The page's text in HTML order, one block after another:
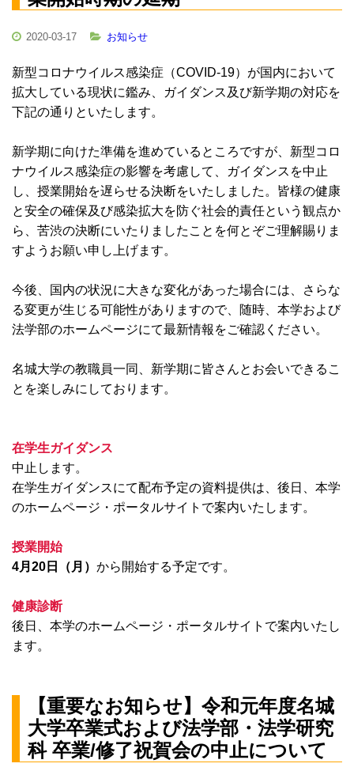
2020-03-17 お知らせ
新型コロナウイルス感染症（COVID-19）が国内において
拡大している現状に鑑み、ガイダンス及び新学期の対応を
下記の通りといたします。
新学期に向けた準備を進めているところですが、新型コロ
ナウイルス感染症の影響を考慮して、ガイダンスを中止
し、授業開始を遅らせる決断をいたしました。皆様の健康
と安全の確保及び感染拡大を防ぐ社会的責任という観点か
ら、苦渋の決断にいたりましたことを何とぞご理解賜りま
すようお願い申し上げます。
今後、国内の状況に大きな変化があった場合には、さらな
る変更が生じる可能性がありますので、随時、本学および
法学部のホームページにて最新情報をご確認ください。
名城大学の教職員一同、新学期に皆さんとお会いできるこ
とを楽しみにしております。
在学生ガイダンス
中止します。
在学生ガイダンスにて配布予定の資料提供は、後日、本学
のホームページ・ポータルサイトで案内いたします。
授業開始
4月20日（月） から開始する予定です。
健康診断
後日、本学のホームページ・ポータルサイトで案内いたし
ます。
【重要なお知らせ】令和元年度名城
大学卒業式および法学部・法学研究
科 卒業/修了祝賀会の中止について